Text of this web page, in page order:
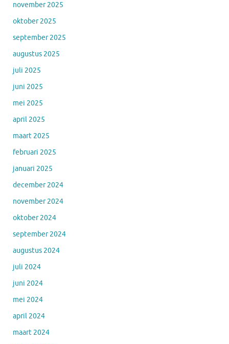
november 2025
oktober 2025
september 2025
augustus 2025
juli 2025
juni 2025
mei 2025
april 2025
maart 2025
februari 2025
januari 2025
december 2024
november 2024
oktober 2024
september 2024
augustus 2024
juli 2024
juni 2024
mei 2024
april 2024
maart 2024